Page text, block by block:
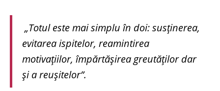
„Totul este mai simplu în doi: susținerea,
evitarea ispitelor, reamintirea
motivațiilor, împărtășirea greutăților dar
și a reușitelor”.